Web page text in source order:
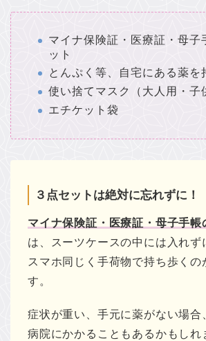
マイナ保険証・医療証・母子
ット
とんぷく等、自宅にある薬を
使い捨てマスク（大人用・子
エチケット袋
３点セットは絶対に忘れずに！
マイナ保険証・医療証・母子手帳
は、スーツケースの中には入れず
スマホ同じく手荷物で持ち歩くの
す。
症状が重い、手元に薬がない場合
病院にかかることもあるかもしれ